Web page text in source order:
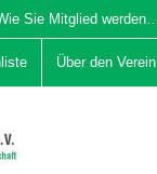
Sie Mitglied werden…
Über den Verein